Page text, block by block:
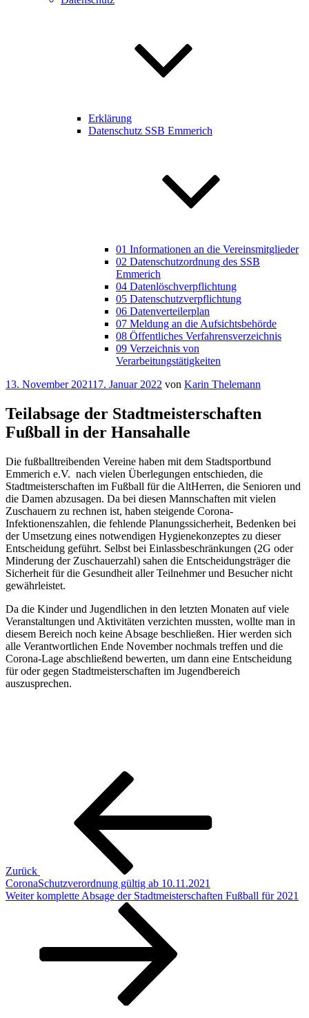
Erklärung
Datenschutz SSB Emmerich
01 Informationen an die Vereinsmitglieder
02 Datenschutzordnung des SSB
Emmerich
04 Datenlöschverpflichtung
05 Datenschutzverpflichtung
06 Datenverteilerplan
07 Meldung an die Aufsichtsbehörde
08 Öffentliches Verfahrensverzeichnis
09 Verzeichnis von
Verarbeitungstätigkeiten
Veröffentlicht
13. November 202117. Januar 2022 von Karin Thelemann
Teilabsage der Stadtmeisterschaften
Fußball in der Hansahalle
Die fußballtreibenden Vereine haben mit dem Stadtsportbund
Emmerich e.V. nach vielen Überlegungen entschieden, die
Stadtmeisterschaften im Fußball für die AltHerren, die Senioren und
die Damen abzusagen. Da bei diesen Mannschaften mit vielen
Zuschauern zu rechnen ist, haben steigende Corona-
Infektionenszahlen, die fehlende Planungssicherheit, Bedenken bei
der Umsetzung eines notwendigen Hygienekonzeptes zu dieser
Entscheidung geführt. Selbst bei Einlassbeschränkungen (2G oder
Minderung der Zuschauerzahl) sahen die Entscheidungsträger die
Sicherheit für die Gesundheit aller Teilnehmer und Besucher nicht
gewährleistet.
Da die Kinder und Jugendlichen in den letzten Monaten auf viele
Veranstaltungen und Aktivitäten verzichten mussten, wollte man in
diesem Bereich noch keine Absage beschließen. Hier werden sich
alle Verantwortlichen Ende November nochmals treffen und die
Corona-Lage abschließend bewerten, um dann eine Entscheidung
für oder gegen Stadtmeisterschaften im Jugendbereich
auszusprechen.
Beitragsnavigation
Zurück
CoronaSchutzverordnung gültig ab 10.11.2021
Nächster
Weiter komplette Absage der Stadtmeisterschaften Fußball für 2021